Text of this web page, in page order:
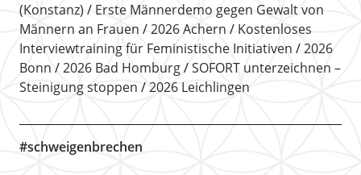
(Konstanz)
Erste Männerdemo gegen Gewalt von
Männern an Frauen
2026 Achern
Kostenloses
Interviewtraining für Feministische Initiativen
2026
Bonn
2026 Bad Homburg
SOFORT unterzeichnen –
Steinigung stoppen
2026 Leichlingen
#schweigenbrechen